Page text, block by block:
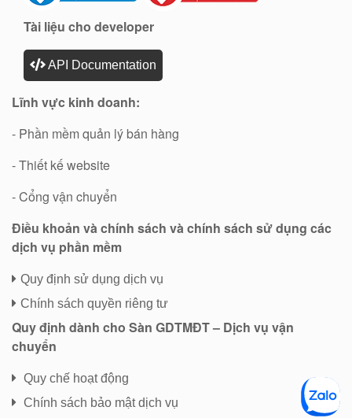
Tài liệu cho developer
API Documentation
Lĩnh vực kinh doanh:
- Phần mềm quản lý bán hàng
- Thiết kế website
- Cổng vận chuyển
Điều khoản và chính sách và chính sách sử dụng các
dịch vụ phần mềm
Quy định sử dụng dịch vụ
Chính sách quyền riêng tư
Quy định dành cho Sàn GDTMĐT – Dịch vụ vận
chuyển
Quy chế hoạt động
Chính sách bảo mật dịch vụ